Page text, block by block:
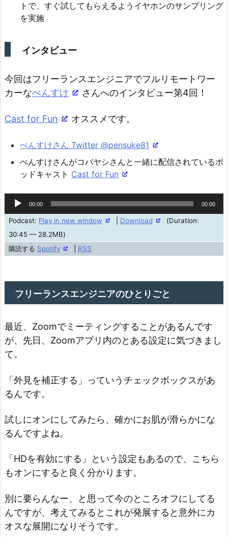
トで、すぐ試してもらえるようイヤホンのサンプリング
を実施
インタビュー
今回はフリーランスエンジニアでフルリモートワー
カーなぺんすけ さんへのインタビュー第4回！
Cast for Fun オススメです。
ぺんすけさん Twitter @pensuke81
ぺんすけさんがコバヤシさんと一緒に配信されているポ
ッドキャスト Cast for Fun
声
プ
レ
00:00 00:00
Podcast: Play in new window Download
(Duration:
30:45 — 28.2MB)
購読する Spotify RSS
フリーランスエンジニアのひとりごと
最近、Zoomでミーティングすることがあるんです
が、先日、Zoomアプリ内のとある設定に気づきまし
て。
「外見を補正する」っていうチェックボックスがあ
るんです。
試しにオンにしてみたら、確かにお肌が滑らかにな
るんですよね。
「HDを有効にする」という設定もあるので、こちら
もオンにすると良く分かります。
別に要らんなー、と思って今のところオフにしてる
んですが、考えてみるとこれが発展すると意外にカ
オスな展開になりそうです。